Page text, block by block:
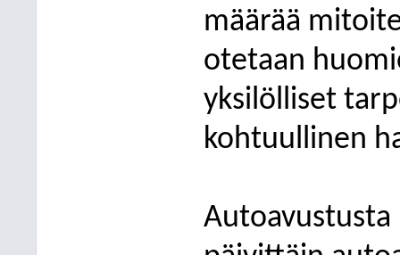
määrää
otetaan
yksilölliset
kohtuullinen
Autoavustusta